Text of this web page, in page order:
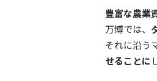
豊富な農業
万博では、
それに沿う
せることに